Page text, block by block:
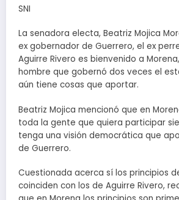
SNI
La senadora electa, Beatriz Mojica
ex gobernador de Guerrero, el ex
Aguirre Rivero es bienvenido a
hombre que gobernó dos veces el
aún tiene cosas que aportar.
Beatriz Mojica mencionó que en
toda la gente que quiera participar
tenga una visión democrática que
de Guerrero.
Cuestionada acerca sí los principios
coinciden con los de Aguirre Rivero,